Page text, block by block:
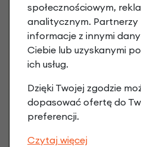
społecznościowym,
analitycznym. Partnerzy
informacje z innymi
Ciebie lub uzyskanymi
ich usług.
Dzięki Twojej zgodzie
dopasować ofertę do
preferencji.
Czytaj więcej